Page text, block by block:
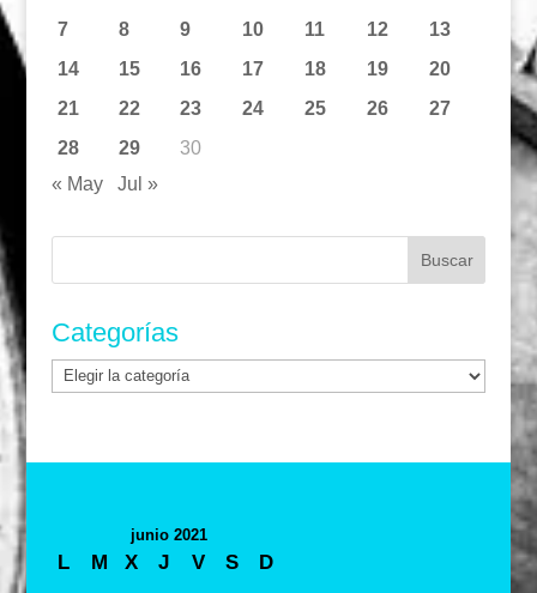
7
8 9 10 11 12
13
14
15 16 17 18 19
20
21
22 23 24 25 26
27
28
29
30
« May
Jul »
Categorías
Categorías
junio 2021
L M X J V S
D